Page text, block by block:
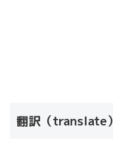
翻訳（translate）